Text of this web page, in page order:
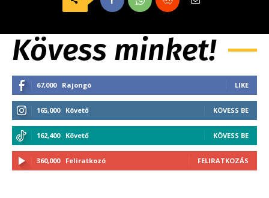
Kövess minket!
67,000 Rajongó LIKE
165,000 Követő KÖVESS BE
162,400 Követő KÖVESS BE
360,000 Feliratkozó FELIRATKOZÁS